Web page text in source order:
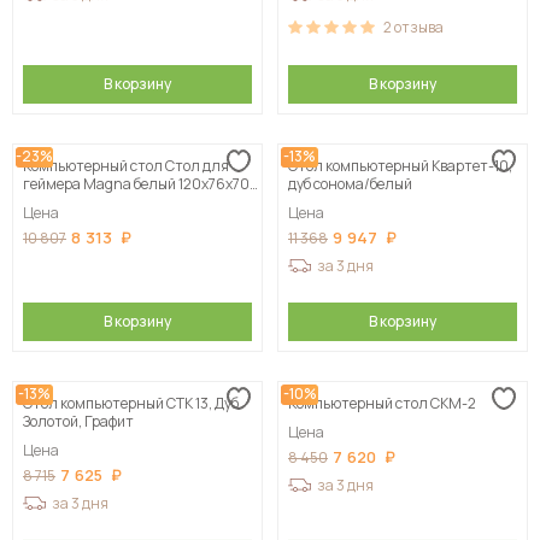
В корзину
2отзыва
В корзину
-23%
Компьютерный стол Стол для
геймера Magna белый 120х76х70
Цена
10 807 8 313
В корзину
-13%
Стол компьютерный Квартет-10,
дуб сонома/белый
Цена
11 368 9 947
за 3 дня
В корзину
-13%
Стол компьютерный СТК 13, Дуб
Золотой, Графит
Цена
8 715 7 625
за 3 дня
-10%
Компьютерный стол СКМ-2
Цена
8 450 7 620
за 3 дня